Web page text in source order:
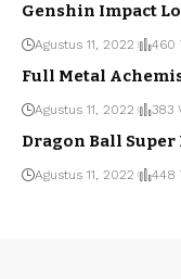
Genshin Impact
Agustus 11, 2022 460
Full Metal
Agustus 11, 2022 383
Dragon Ball
Agustus 11, 2022 448